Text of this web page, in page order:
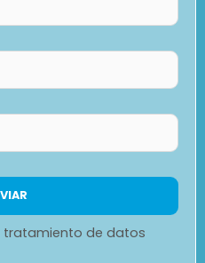
tratamiento de datos